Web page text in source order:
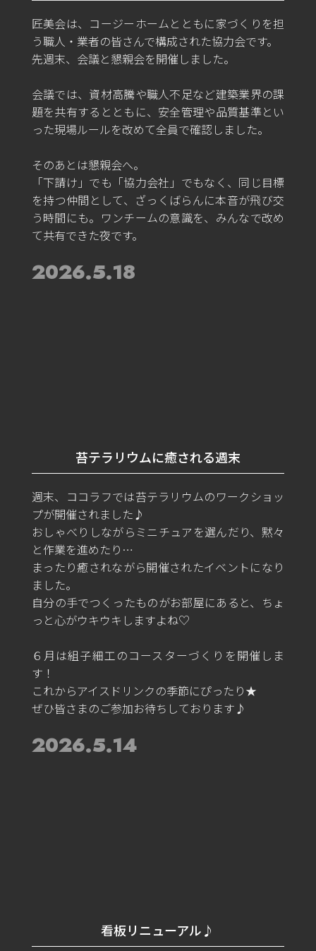
匠美会は、コージーホームとともに家づくりを担
う職人・業者の皆さんで構成された協力会です。
先週末、会議と懇親会を開催しました。
会議では、資材高騰や職人不足など建築業界の課
題を共有するとともに、安全管理や品質基準とい
った現場ルールを改めて全員で確認しました。
そのあとは懇親会へ。
「下請け」でも「協力会社」でもなく、同じ目標
を持つ仲間として、ざっくばらんに本音が飛び交
う時間にも。ワンチームの意識を、みんなで改め
て共有できた夜です。
2026.5.18
苔テラリウムに癒される週末
週末、ココラフでは苔テラリウムのワークショッ
プが開催されました♪
おしゃべりしながらミニチュアを選んだり、黙々
と作業を進めたり…
まったり癒されながら開催されたイベントになり
ました。
自分の手でつくったものがお部屋にあると、ちょ
っと心がウキウキしますよね♡
６月は組子細工のコースターづくりを開催しま
す！
これからアイスドリンクの季節にぴったり★
ぜひ皆さまのご参加お待ちしております♪
2026.5.14
看板リニューアル♪